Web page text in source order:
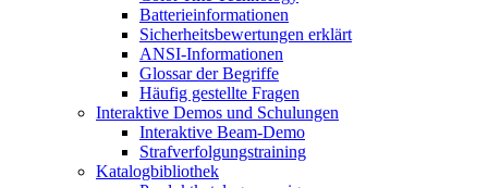
Batterieinformationen
Sicherheitsbewertungen erklärt
ANSI-Informationen
Glossar der Begriffe
Häufig gestellte Fragen
Interaktive Demos und Schulungen
Interaktive Beam-Demo
Strafverfolgungstraining
Katalogbibliothek